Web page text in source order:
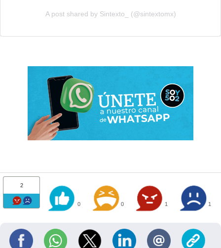
A post shared by Sintexto_ (@sintextomx)
2
0 0 1 1